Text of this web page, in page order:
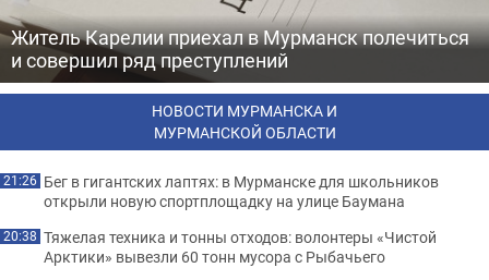
Житель Карелии приехал в Мурманск полечиться
и совершил ряд преступлений
НОВОСТИ МУРМАНСКА И
МУРМАНСКОЙ ОБЛАСТИ
21:26 Бег в гигантских лаптях: в Мурманске для школьников
открыли новую спортплощадку на улице Баумана
20:38 Тяжелая техника и тонны отходов: волонтеры «Чистой
Арктики» вывезли 60 тонн мусора с Рыбачьего